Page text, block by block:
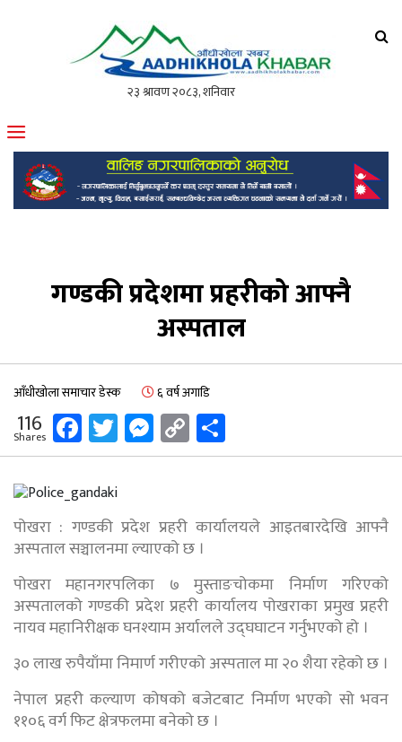
मोफसलकै लोकप्रिय अनलाइन पत्रिका
गण्डकी प्रदेशमा प्रहरीको आफ्नै
अस्पताल
आँधीखोला समाचार डेस्क ६ वर्ष अगाडि
116
Shares Facebook
Twitter
Messenger
Copy
Link
पोखरा : गण्डकी प्रदेश प्रहरी कार्यालयले आइतबारदेखि आफ्नै
अस्पताल सञ्चालनमा ल्याएको छ ।
पोखरा महानगरपलिका ७ मुस्ताङचोकमा निर्माण गरिएको
अस्पतालको गण्डकी प्रदेश प्रहरी कार्यालय पोखराका प्रमुख प्रहरी
नायव महानिरीक्षक घनश्याम अर्यालले उद्घघाटन गर्नुभएको हो ।
३० लाख रुपैयाँमा निमार्ण गरीएको अस्पताल मा २० शैया रहेको छ ।
नेपाल प्रहरी कल्याण कोषको बजेटबाट निर्माण भएको सो भवन
११०६ वर्ग फिट क्षेत्रफलमा बनेको छ ।